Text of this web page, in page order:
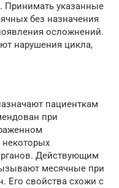
Принимать указанные
без назначения
осложнений.
нарушения цикла,
пациенткам
при
Действующим
месячные при
Его свойства схожи с